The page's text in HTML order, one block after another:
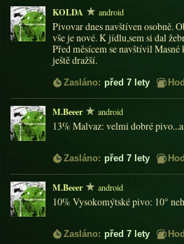
KOLDA android
Pivovar dnes navštíven osobně.
vše je nové. K jídlu,sem si dal
Před měsícem se navštívil
ještě dražší.
Zasláno: před 7 lety
M.Beeer android
13% Malvaz: velmi dobré
Zasláno: před 7 lety
M.Beeer android
10% Vysokomýtské pivo: 10°
Zasláno: před 7 lety